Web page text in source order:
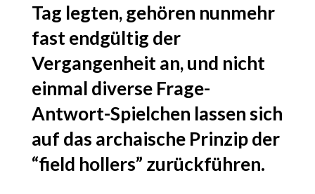
Tag legten, gehören nunmehr
fast endgültig der
Vergangenheit an, und nicht
einmal diverse Frage-
Antwort-Spielchen lassen sich
auf das archaische Prinzip der
“field hollers” zurückführen.